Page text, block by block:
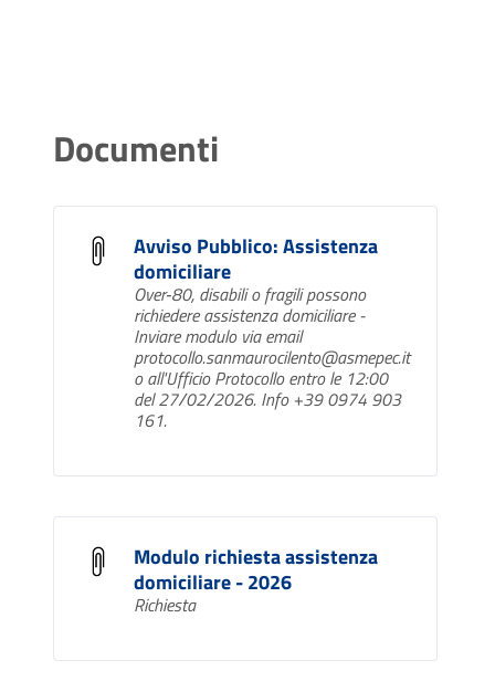
Documenti
Avviso Pubblico: Assistenza
domiciliare
Over‑80, disabili o fragili possono
richiedere assistenza domiciliare -
Inviare modulo via email
protocollo.sanmaurocilento@asmepec.it
o all'Ufficio Protocollo entro le 12:00
del 27/02/2026. Info +39 0974 903
161.
Modulo richiesta assistenza
domiciliare - 2026
Richiesta